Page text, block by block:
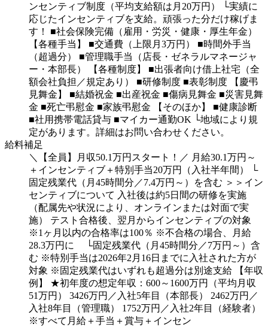
ンセンティブ制度（平均支給額は月20万円）
└実績に
応じたインセンティブを支給。頑張った分だけ稼げま
す！
■社会保険完備（雇用・労災・健康・厚生年金）
【各種手当】
■交通費（上限月3万円）
■時間外手当
（超過分）
■管理職手当（店長・ゼネラルマネージャ
ー・本部長）
【各種制度】
■出張者向け借上社宅（全
額会社負担／規定あり）
■研修制度 ■表彰制度
【慶弔
見舞金】
■結婚祝金 ■出産祝金 ■傷病見舞金 ■災害見舞
金 ■死亡弔慰金 ■家族弔慰金 【そのほか】
■健康診断
■社用携帯電話貸与 ■マイカー通勤OK └地域により規
定があります。詳細はお問い合わせください。
給料補足
＼【全員】月収50.1万円スタート！／ 月給30.1万円～
＋インセンティブ＋特別手当20万円（入社半年間）
└
固定残業代（月45時間分／7.4万円～）を含む ＞＞イン
センティブについて 入社後は約5日間の研修を実施
（配属先や状況により、オンラインまたは対面で実
施）
テスト合格後、翌月からインセンティブの対象
※1ヶ月以内の合格率は100％ ※不合格の場合、月給
28.3万円に
└固定残業代（月45時間分／7万円～）含
む ※特別手当は2026年2月16日までに入社された方が
対象 ※固定残業代はいずれも超過分は別途支給
【年収
例】
★初年度の想定年収：600～1600万円（平均月収
51万円）
3426万円／入社5年目（本部長）
2462万円／
入社8年目（管理職）
1752万円／入社2年目（経験者）
※すべて月給＋手当＋賞与＋インセン